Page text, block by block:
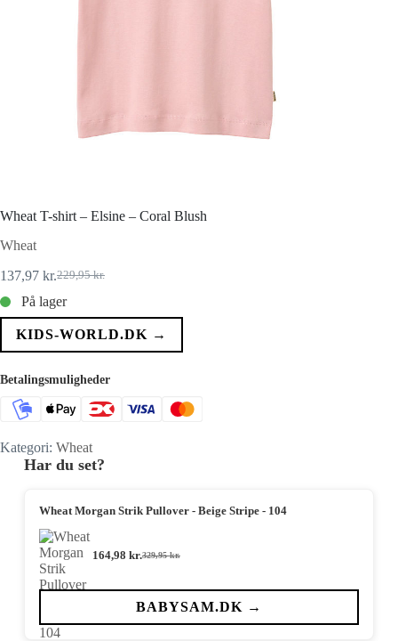
Wheat T-shirt – Elsine – Coral Blush
Wheat
229,95kr.
Den
oprindelige
pris
var:
137,97 kr.Den
aktuelle
pris
er:
På lager
KIDS-WORLD.DK →
Betalingsmuligheder
Kategori: Wheat
Har du set?
Wheat Morgan Strik Pullover - Beige Stripe - 104
329,95kr.
Den
pris
var:
164,98 kr.Den
pris
er:
BABYSAM.DK →